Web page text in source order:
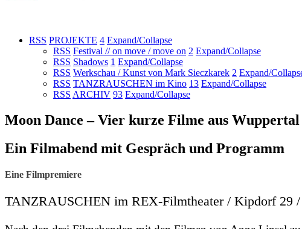
RSS PROJEKTE 4 Expand/Collapse
RSS Festival // on move / move on 2 Expand/Collapse
RSS Shadows 1 Expand/Collapse
RSS Werkschau / Kunst von Mark Sieczkarek 2 Expand/
RSS TANZRAUSCHEN im Kino 13 Expand/Collapse
RSS ARCHIV 93 Expand/Collapse
Moon Dance – Vier kurze Filme aus Wuppertal
Ein Filmabend mit Gespräch und Programm
Eine Filmpremiere
TANZRAUSCHEN im REX-Filmtheater / Kipdorf 29 /